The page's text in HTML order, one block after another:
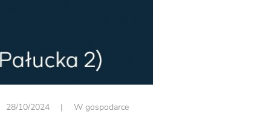
28/10/2024| W gospodarce